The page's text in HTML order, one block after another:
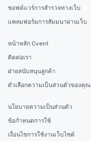
ซอฟต์แวร์การสำรวจทางเว็บ
แพลมฟอร์มการสัมมนาผ่านเว็บ
หน้าหลัก Cvent
ติดต่อเรา
ฝ่ายสนับสนุนลูกค้า
ตัวเลือกความเป็นส่วนตัวของคุณ
นโยบายความเป็นส่วนตัว
ข้อกำหนดการใช้
เงื่อนไขการใช้งานเว็บไซต์